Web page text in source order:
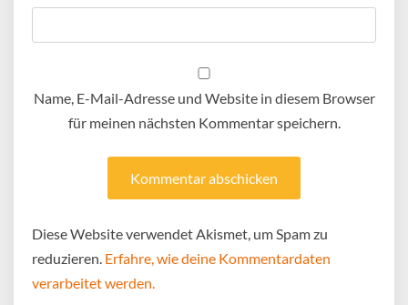
Name, E-Mail-Adresse und Website in diesem Browser
für meinen nächsten Kommentar speichern.
Diese Website verwendet Akismet, um Spam zu
reduzieren. Erfahre, wie deine Kommentardaten
verarbeitet werden.